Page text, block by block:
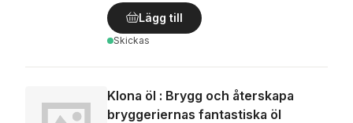
Lägg till
Skickas
Klona öl : Brygg och återskapa
bryggeriernas fantastiska öl